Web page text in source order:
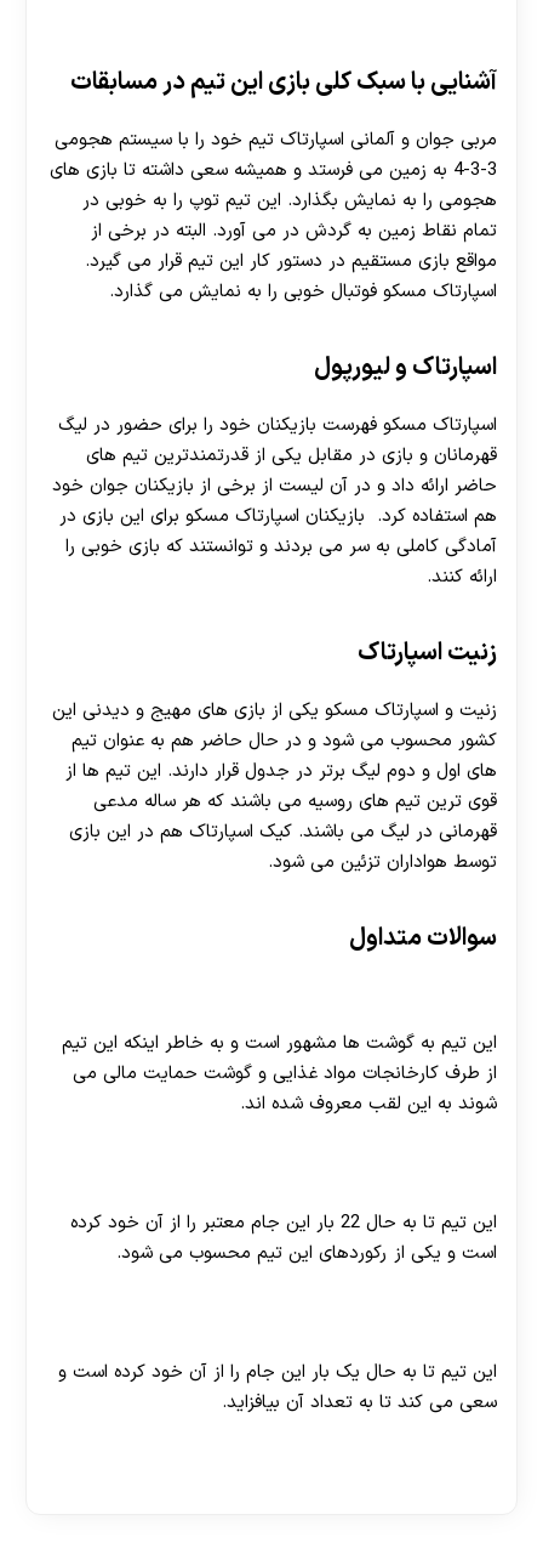
آشنایی با سبک کلی بازی این تیم در مسابقات
مربی جوان و آلمانی اسپارتاک تیم خود را با سیستم هجومی
3-3-4 به زمین می فرستد و همیشه سعی داشته تا بازی های
هجومی را به نمایش بگذارد. این تیم توپ را به خوبی در
تمام نقاط زمین به گردش در می آورد. البته در برخی از
مواقع بازی مستقیم در دستور کار این تیم قرار می گیرد.
اسپارتاک مسکو فوتبال خوبی را به نمایش می گذارد.
اسپارتاک و لیورپول
اسپارتاک مسکو فهرست بازیکنان خود را برای حضور در لیگ
قهرمانان و بازی در مقابل یکی از قدرتمندترین تیم های
حاضر ارائه داد و در آن لیست از برخی از بازیکنان جوان خود
هم استفاده کرد. بازیکنان اسپارتاک مسکو برای این بازی در
آمادگی کاملی به سر می بردند و توانستند که بازی خوبی را
ارائه کنند.
زنیت اسپارتاک
زنیت و اسپارتاک مسکو یکی از بازی های مهیج و دیدنی این
کشور محسوب می شود و در حال حاضر هم به عنوان تیم
های اول و دوم لیگ برتر در جدول قرار دارند. این تیم ها از
قوی ترین تیم های روسیه می باشند که هر ساله مدعی
قهرمانی در لیگ می باشند. کیک اسپارتاک هم در این بازی
توسط هواداران تزئین می شود.
سوالات متداول
این تیم به گوشت ها مشهور است و به خاطر اینکه این تیم
از طرف کارخانجات مواد غذایی و گوشت حمایت مالی می
شوند به این لقب معروف شده اند.
این تیم تا به حال 22 بار این جام معتبر را از آن خود کرده
است و یکی از رکوردهای این تیم محسوب می شود.
این تیم تا به حال یک بار این جام را از آن خود کرده است و
سعی می کند تا به تعداد آن بیافزاید.